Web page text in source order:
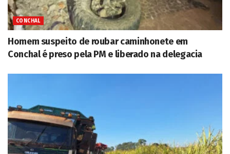
CONCHAL
Homem suspeito de roubar caminhonete em
Conchal é preso pela PM e liberado na delegacia